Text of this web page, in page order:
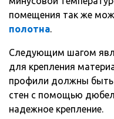
помещения так же
полотна.
Следующим шагом
для крепления
профили должны быть
стен с помощью
надежное крепление.